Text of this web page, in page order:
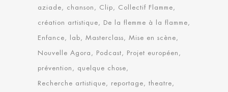
aziade chanson Clip Collectif Flamme
création artistique De la flemme à la flamme
Enfance lab Masterclass Mise en scène
Nouvelle Agora Podcast Projet européen
prévention quelque chose
Recherche artistique reportage theatre